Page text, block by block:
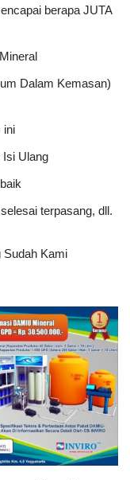
berapa JUTA
Dalam Kemasan)
ini
Isi Ulang
terpasang, dll.
Sudah Kami